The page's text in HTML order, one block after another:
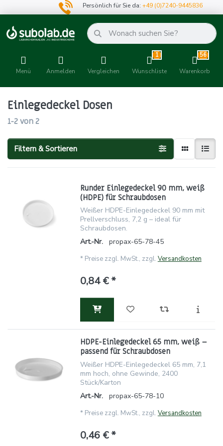
Persönlich für Sie da:+49 (0)7240-9445836
Menü Anmelden Vergleichen
1
Wunschliste
56
Warenkorb
Einlegedeckel Dosen
1-2von2
Filtern & Sortieren
Runder Einlegedeckel 90 mm, weiß
(HDPE) für Schraubdosen
Weißer HDPE-Einlegedeckel 90 mm mit
Prellverschluss, 7,2 g – ideal für
Schraubdosen.
Art.-Nr.
propax-65-78-45
* Preise zzgl. MwSt., zzgl. Versandkosten
0,84 € *
HDPE-Einlegedeckel 65 mm, weiß –
passend für Schraubdosen
Weißer HDPE-Einlegedeckel 65 mm, 7,1
mm hoch, ohne Gewinde, 2400
Stück/Karton
Art.-Nr.
propax-65-78-10
* Preise zzgl. MwSt., zzgl. Versandkosten
0,46 € *